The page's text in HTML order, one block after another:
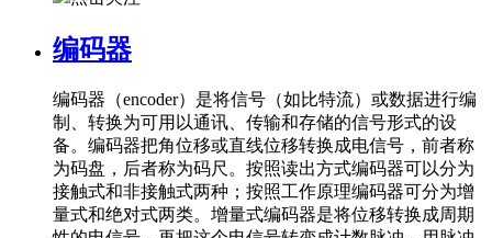
编码器
编码器（encoder）是将信号（如比特流）或数据进行编
制、转换为可用以通讯、传输和存储的信号形式的设
备。编码器把角位移或直线位移转换成电信号，前者称
为码盘，后者称为码尺。按照读出方式编码器可以分为
接触式和非接触式两种；按照工作原理编码器可分为增
量式和绝对式两类。增量式编码器是将位移转换成周期